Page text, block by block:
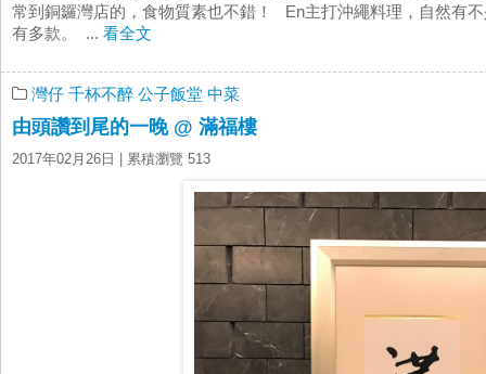
常到銅鑼灣店的，食物質素也不錯！ En主打沖繩料理，自然有
有多款。 ... 看全文
灣仔 千杯不醉 公子飯堂 中菜
由頭讚到尾的一晚 @ 滿福樓
2017年02月26日 | 累積瀏覽 513